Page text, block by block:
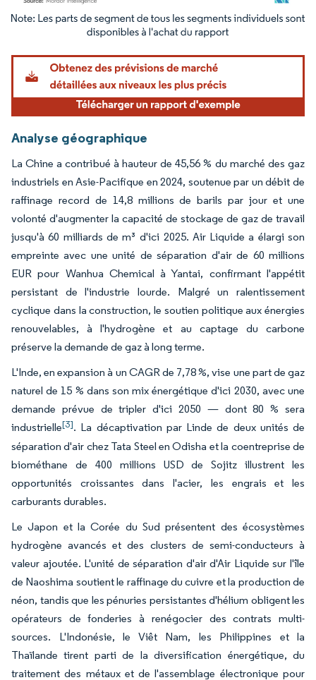
Image © Mordor Intelligence. La réutilisation nécessite une attribution sous CC BY
Analyse géographique
La Chine a contribué à hauteur de 45,56 % du marché des gaz
industriels en Asie-Pacifique en 2024, soutenue par un débit de
raffinage record de 14,8 millions de barils par jour et une
volonté d'augmenter la capacité de stockage de gaz de travail
jusqu'à 60 milliards de m³ d'ici 2025. Air Liquide a élargi son
empreinte avec une unité de séparation d'air de 60 millions
EUR pour Wanhua Chemical à Yantai, confirmant l'appétit
persistant de l'industrie lourde. Malgré un ralentissement
cyclique dans la construction, le soutien politique aux énergies
renouvelables, à l'hydrogène et au captage du carbone
préserve la demande de gaz à long terme.
L'Inde, en expansion à un CAGR de 7,78 %, vise une part de gaz
naturel de 15 % dans son mix énergétique d'ici 2030, avec une
demande prévue de tripler d'ici 2050 — dont 80 % sera
industrielle[3]. La décaptivation par Linde de deux unités de
séparation d'air chez Tata Steel en Odisha et la coentreprise de
biométhane de 400 millions USD de Sojitz illustrent les
opportunités croissantes dans l'acier, les engrais et les
carburants durables.
Le Japon et la Corée du Sud présentent des écosystèmes
hydrogène avancés et des clusters de semi-conducteurs à
valeur ajoutée. L'unité de séparation d'air d'Air Liquide sur l'île
de Naoshima soutient le raffinage du cuivre et la production de
néon, tandis que les pénuries persistantes d'hélium obligent les
opérateurs de fonderies à renégocier des contrats multi-
sources. L'Indonésie, le Viêt Nam, les Philippines et la
Thaïlande tirent parti de la diversification énergétique, du
traitement des métaux et de l'assemblage électronique pour